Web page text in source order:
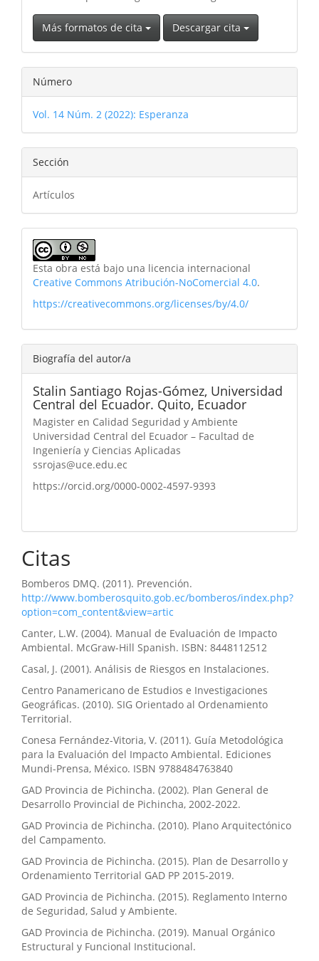
Más formatos de cita Descargar cita
Número
Vol. 14 Núm. 2 (2022): Esperanza
Sección
Artículos
Esta obra está bajo una licencia internacional
Creative Commons Atribución-NoComercial 4.0.
https://creativecommons.org/licenses/by/4.0/
Biografía del autor/a
Stalin Santiago Rojas-Gómez, Universidad
Central del Ecuador. Quito, Ecuador
Magister en Calidad Seguridad y Ambiente
Universidad Central del Ecuador – Facultad de
Ingeniería y Ciencias Aplicadas
ssrojas@uce.edu.ec
https://orcid.org/0000-0002-4597-9393
Citas
Bomberos DMQ. (2011). Prevención.
http://www.bomberosquito.gob.ec/bomberos/index.php?
option=com_content&view=artic
Canter, L.W. (2004). Manual de Evaluación de Impacto
Ambiental. McGraw-Hill Spanish. ISBN: 8448112512
Casal, J. (2001). Análisis de Riesgos en Instalaciones.
Centro Panamericano de Estudios e Investigaciones
Geográficas. (2010). SIG Orientado al Ordenamiento
Territorial.
Conesa Fernández-Vitoria, V. (2011). Guía Metodológica
para la Evaluación del Impacto Ambiental. Ediciones
Mundi-Prensa, México. ISBN 9788484763840
GAD Provincia de Pichincha. (2002). Plan General de
Desarrollo Provincial de Pichincha, 2002-2022.
GAD Provincia de Pichincha. (2010). Plano Arquitectónico
del Campamento.
GAD Provincia de Pichincha. (2015). Plan de Desarrollo y
Ordenamiento Territorial GAD PP 2015-2019.
GAD Provincia de Pichincha. (2015). Reglamento Interno
de Seguridad, Salud y Ambiente.
GAD Provincia de Pichincha. (2019). Manual Orgánico
Estructural y Funcional Institucional.